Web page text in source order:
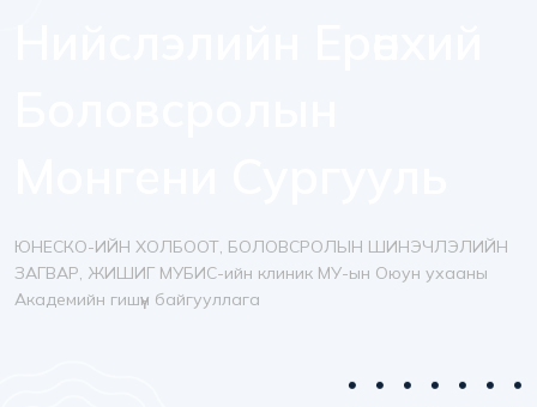
ЮНЕСКО-ИЙН ХОЛБООТ, БОЛОВСРОЛЫН ШИНЭЧЛЭЛИЙН
ЗАГВАР, ЖИШИГ МУБИС-ийн клиник МУ-ын Оюун ухааны
Академийн гишүүн байгууллага